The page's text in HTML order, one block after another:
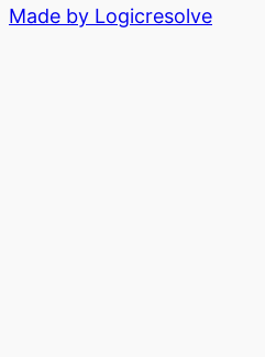
Made by Logicresolve